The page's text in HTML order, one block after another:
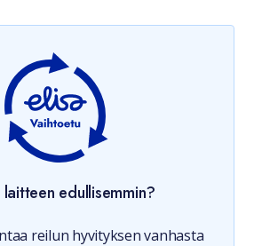
edullisemmin?
reilun hyvityksen vanhasta